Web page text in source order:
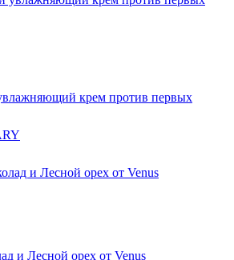
крем против первых
и Лесной орех от Venus